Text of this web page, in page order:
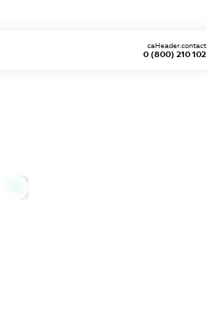
0 (800) 210 102
caHeader.contact